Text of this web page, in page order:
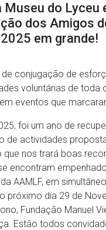
Museu do Lyceu
dos Amigos
em grande!
de conjugação de
voluntárias de toda
eventos que
foi um ano de
de actividades
que nos trará boas
encontram
AAMLF, em
próximo dia 29 de
Fundação Manuel
Estão todos